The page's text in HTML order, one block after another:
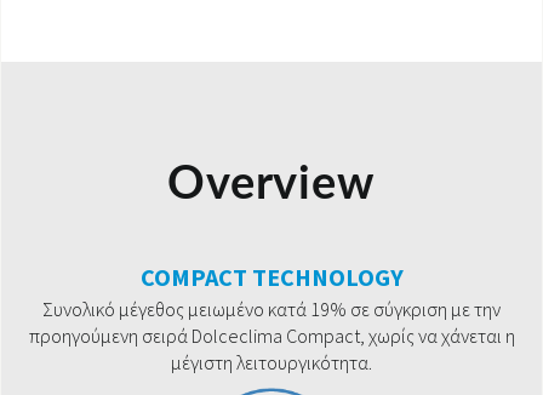
Overview
COMPACT TECHNOLOGY
Συνολικό μέγεθος μειωμένο κατά 19% σε σύγκριση με την
προηγούμενη σειρά Dolceclima Compact, χωρίς να χάνεται η
μέγιστη λειτουργικότητα.